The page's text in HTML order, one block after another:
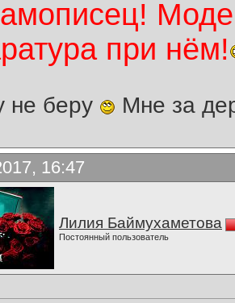
при нём!
не беру Мне за
16:47
Лилия Баймухаметова
Постоянный пользователь